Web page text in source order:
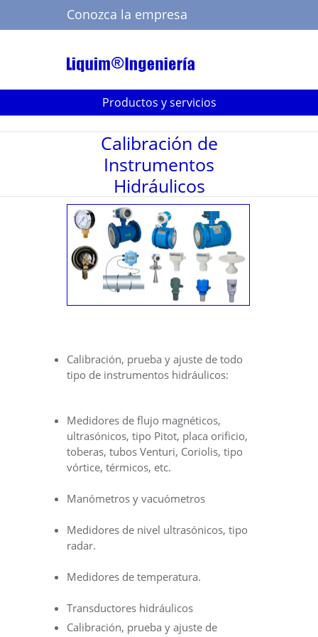
Conozca la empresa
Productos y servicios
Calibración de
Instrumentos
Hidráulicos
Calibración, prueba y ajuste de todo
tipo de instrumentos hidráulicos:
Medidores de flujo magnéticos,
ultrasónicos, tipo Pitot, placa orificio,
toberas, tubos Venturi, Coriolis, tipo
vórtice, térmicos, etc.
Manómetros y vacuómetros
Medidores de nivel ultrasónicos, tipo
radar.
Medidores de temperatura.
Transductores hidráulicos
Calibración, prueba y ajuste de